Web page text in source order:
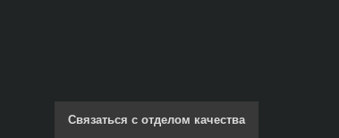
Связаться с отделом качества